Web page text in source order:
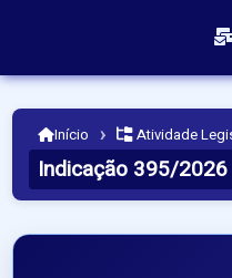
Início › Atividade
Indicação 395/2026